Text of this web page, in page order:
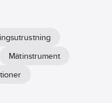
Mätinstrument